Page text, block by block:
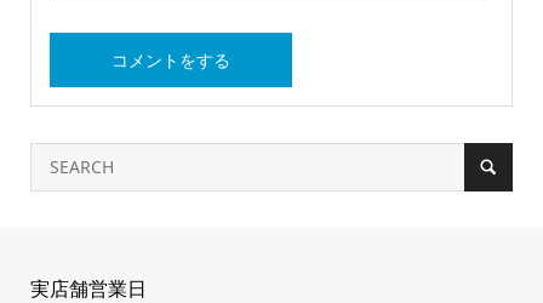
実店舗営業日